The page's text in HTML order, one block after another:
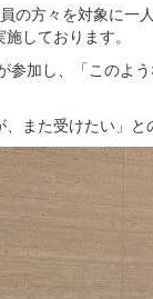
方々を対象に
しております。
加し、「このよ
また受けたい」